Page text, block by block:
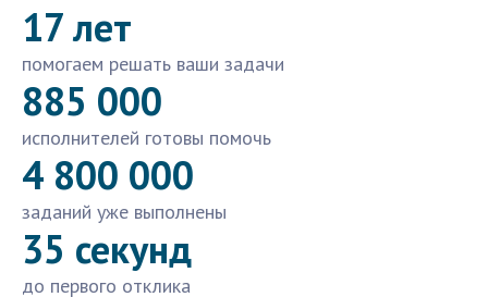
17 лет
помогаем решать ваши задачи
885 000
исполнителей готовы помочь
4 800 000
заданий уже выполнены
35 секунд
до первого отклика